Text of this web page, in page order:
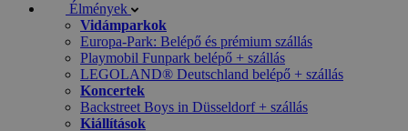
Élmények
Vidámparkok
Europa-Park: Belépő és prémium szállás
Playmobil Funpark belépő + szállás
LEGOLAND® Deutschland belépő + szállás
Koncertek
Backstreet Boys in Düsseldorf + szállás
Kiállítások